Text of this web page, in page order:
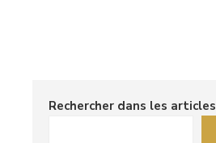
Rechercher dans les articles